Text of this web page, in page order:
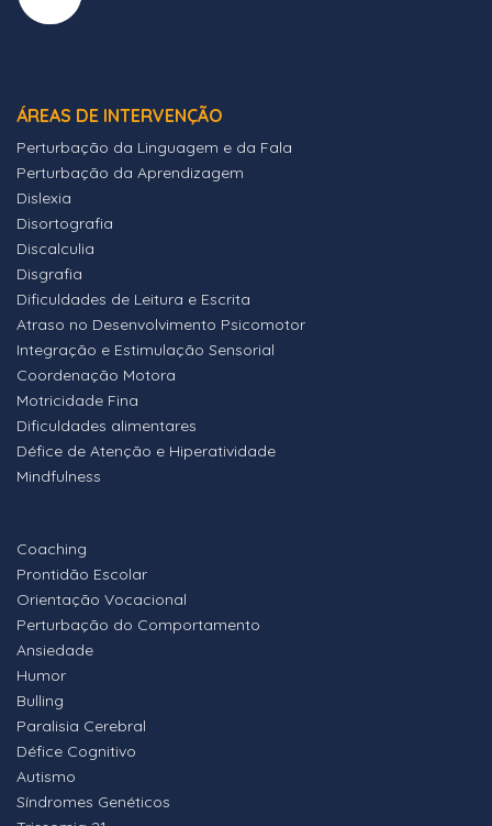
ÁREAS DE INTERVENÇÃO
Perturbação da Linguagem e da Fala
Perturbação da Aprendizagem
Dislexia
Disortografia
Discalculia
Disgrafia
Dificuldades de Leitura e Escrita
Atraso no Desenvolvimento Psicomotor
Integração e Estimulação Sensorial
Coordenação Motora
Motricidade Fina
Dificuldades alimentares
Défice de Atenção e Hiperatividade
Mindfulness
Coaching
Prontidão Escolar
Orientação Vocacional
Perturbação do Comportamento
Ansiedade
Humor
Bulling
Paralisia Cerebral
Défice Cognitivo
Autismo
Síndromes Genéticos